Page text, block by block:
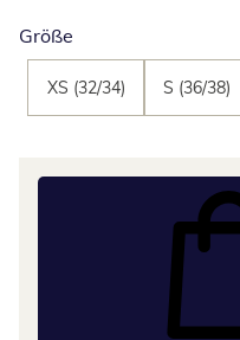
Größe
XS (32/34) S (36/38)